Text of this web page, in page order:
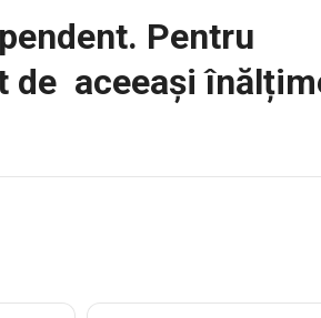
Pentru
de aceeași